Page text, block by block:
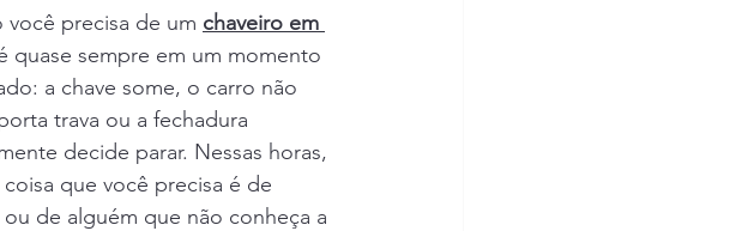
você precisa de um chaveiro em
quase sempre em um momento
a chave some, o carro não
trava ou a fechadura
decide parar. Nessas horas,
coisa que você precisa é de
de alguém que não conheça a